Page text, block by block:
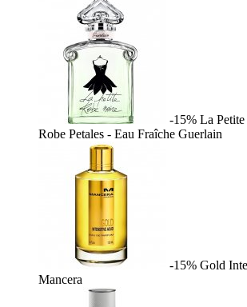
-15% La
Robe Petales - Eau Fraîche Guerlain
-15% Gold
Mancera